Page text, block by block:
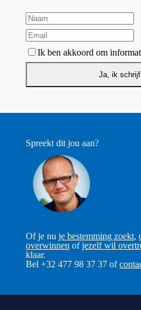
Ik ben akkoord om
Spreekt dit jou aan?
Of je nu je bestemming zoekt,
overwinnen ofjezelf wil
klaar.
Bel +32 477 98 37 37 of